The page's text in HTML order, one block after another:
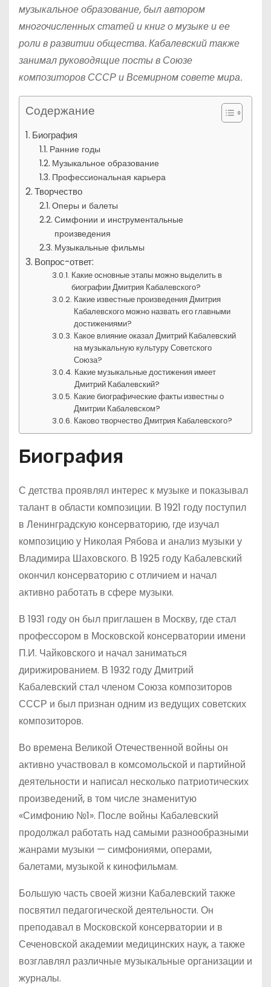
музыкальное образование, был автором
многочисленных статей и книг о музыке и ее
роли в развитии общества. Кабалевский также
занимал руководящие посты в Союзе
композиторов СССР и Всемирном совете мира.
Содержание
Биография
Ранние годы
Музыкальное образование
Профессиональная карьера
Творчество
Оперы и балеты
Симфонии и инструментальные
произведения
Музыкальные фильмы
Вопрос-ответ:
Какие основные этапы можно выделить в
биографии Дмитрия Кабалевского?
Какие известные произведения Дмитрия
Кабалевского можно назвать его главными
достижениями?
Какое влияние оказал Дмитрий Кабалевский
на музыкальную культуру Советского
Союза?
Какие музыкальные достижения имеет
Дмитрий Кабалевский?
Какие биографические факты известны о
Дмитрии Кабалевском?
Каково творчество Дмитрия Кабалевского?
Биография
С детства проявлял интерес к музыке и показывал
талант в области композиции. В 1921 году поступил
в Ленинградскую консерваторию, где изучал
композицию у Николая Рябова и анализ музыки у
Владимира Шаховского. В 1925 году Кабалевский
окончил консерваторию с отличием и начал
активно работать в сфере музыки.
В 1931 году он был приглашен в Москву, где стал
профессором в Московской консерватории имени
П.И. Чайковского и начал заниматься
дирижированием. В 1932 году Дмитрий
Кабалевский стал членом Союза композиторов
СССР и был признан одним из ведущих советских
композиторов.
Во времена Великой Отечественной войны он
активно участвовал в комсомольской и партийной
деятельности и написал несколько патриотических
произведений, в том числе знаменитую
«Симфонию №1». После войны Кабалевский
продолжал работать над самыми разнообразными
жанрами музыки — симфониями, операми,
балетами, музыкой к кинофильмам.
Большую часть своей жизни Кабалевский также
посвятил педагогической деятельности. Он
преподавал в Московской консерватории и в
Сеченовской академии медицинских наук, а также
возглавлял различные музыкальные организации и
журналы.